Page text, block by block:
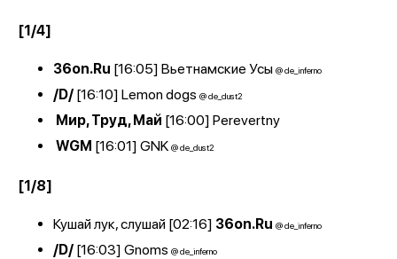
[1/4]
36on.Ru [16:05] Вьетнамские Усы @ de_inferno
/D/ [16:10] Lemon dogs @ de_dust2
Мир, Труд, Май [16:00] Perevertny
WGM [16:01] GNK @ de_dust2
[1/8]
Кушай лук, слушай [02:16] 36on.Ru @ de_inferno
/D/ [16:03] Gnoms @ de_inferno